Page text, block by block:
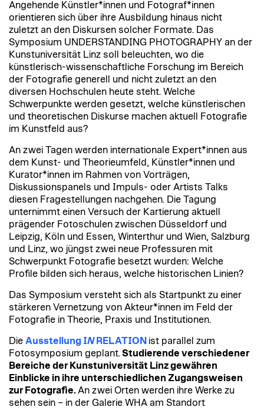
Angehende Künstler*innen und Fotograf*innen
orientieren sich über ihre Ausbildung hinaus nicht
zuletzt an den Diskursen solcher Formate. Das
Symposium UNDERSTANDING PHOTOGRAPHY an der
Kunstuniversität Linz soll beleuchten, wo die
künstlerisch-wissenschaftliche Forschung im Bereich
der Fotografie generell und nicht zuletzt an den
diversen Hochschulen heute steht. Welche
Schwerpunkte werden gesetzt, welche künstlerischen
und theoretischen Diskurse machen aktuell Fotografie
im Kunstfeld aus?
An zwei Tagen werden internationale Expert*innen aus
dem Kunst- und Theorieumfeld, Künstler*innen und
Kurator*innen im Rahmen von Vorträgen,
Diskussionspanels und Impuls- oder Artists Talks
diesen Fragestellungen nachgehen. Die Tagung
unternimmt einen Versuch der Kartierung aktuell
prägender Fotoschulen zwischen Düsseldorf und
Leipzig, Köln und Essen, Winterthur und Wien, Salzburg
und Linz, wo jüngst zwei neue Professuren mit
Schwerpunkt Fotografie besetzt wurden: Welche
Profile bilden sich heraus, welche historischen Linien?
Das Symposium versteht sich als Startpunkt zu einer
stärkeren Vernetzung von Akteur*innen im Feld der
Fotografie in Theorie, Praxis und Institutionen.
Die Ausstellung INRELATION ist parallel zum
Fotosymposium geplant.Studierende verschiedener
Bereiche der Kunstuniversität Linz gewähren
Einblicke in ihre unterschiedlichen Zugangsweisen
zur Fotografie.An zwei Orten werden ihre Werke zu
sehen sein – in der Galerie WHA am Standort